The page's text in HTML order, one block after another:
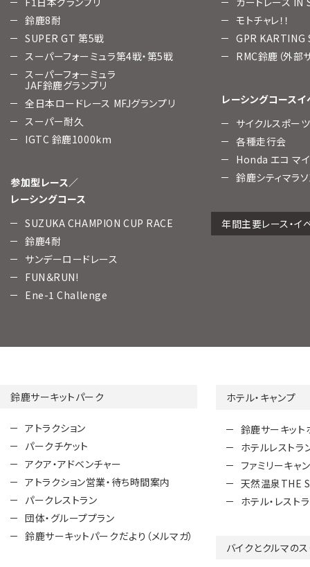
鈴鹿8耐
SUPER GT 第5戦
スーパーフォーミュラ第4戦・第5戦
スーパーフォーミュラ
JAF鈴鹿グランプリ
全日本ロードレース MFJグランプリ
スーパー耐久
IGTC 鈴鹿1000km
参加型レース／
レーシングコース
SUZUKA CHAMPION CUP RACE
鈴鹿4耐
サンデーロードレース
FUN＆RUN!
Ene-1 Challenge
モトチャレ！！
GPR KARTING
RMC鈴鹿（外部
レーシングコースイ
サイクルスポーツ
各種走行会
Honda エコ マ
鈴鹿シティマラソ
年間主要レース・イ
鈴鹿サーキットパーク
アトラクション
パークチケット
アクア・アドベンチャー
アトラクション営業・待ち時間案内
パークレストラン
団体・グループプラン
鈴鹿サーキットパークだより（メルマガ）
ホテル・キャンプ
鈴鹿サーキット
ホテルレストラ
ファミリーキャ
天然温泉THE
ホテル・レスト
バイクとクルマの